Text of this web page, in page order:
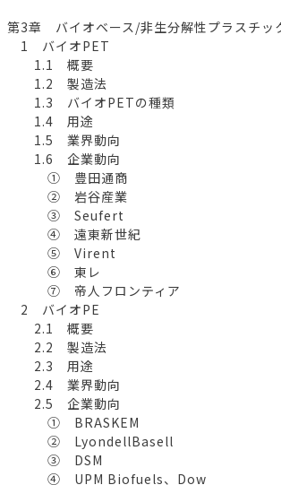
第3章 バイオベース/非生分解性プラスチッ
1 バイオPET
1.1 概要
1.2 製造法
1.3 バイオPETの種類
1.4 用途
1.5 業界動向
1.6 企業動向
① 豊田通商
② 岩谷産業
③ Seufert
④ 遠東新世紀
⑤ Virent
⑥ 東レ
⑦ 帝人フロンティア
2 バイオPE
2.1 概要
2.2 製造法
2.3 用途
2.4 業界動向
2.5 企業動向
① BRASKEM
② LyondellBasell
③ DSM
④ UPM Biofuels、Dow